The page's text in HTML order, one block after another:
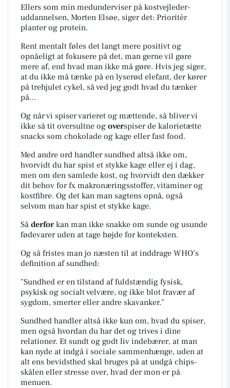
Ellers som min medunderviser på kostvejleder-
uddannelsen, Morten Elsøe, siger det: Prioritér
planter og protein.
Rent mentalt føles det langt mere positivt og
opnåeligt at fokusere på det, man gerne vil gøre
mere af, end hvad man ikke må gøre. Hvis jeg siger,
at du ikke må tænke på en lyserød elefant, der kører
på trehjulet cykel, så ved jeg godt hvad du tænker
på…
Og når vi spiser varieret og mættende, så bliver vi
ikke så tit oversultne og overspiser de kalorietætte
snacks som chokolade og kage eller fast food.
Med andre ord handler sundhed altså ikke om,
hvorvidt du har spist et stykke kage eller ej i dag,
men om den samlede kost, og hvorvidt den dækker
dit behov for fx makronæringsstoffer, vitaminer og
kostfibre. Og det kan man sagtens opnå, også
selvom man har spist et stykke kage.
Så derfor kan man ikke snakke om sunde og usunde
fødevarer uden at tage højde for konteksten.
Og så fristes man jo næsten til at inddrage WHO’s
definition af sundhed:
"Sundhed er en tilstand af fuldstændig fysisk,
psykisk og socialt velvære, og ikke blot fravær af
sygdom, smerter eller andre skavanker."
Sundhed handler altså ikke kun om, hvad du spiser,
men også hvordan du har det og trives i dine
relationer. Et sundt og godt liv indebærer, at man
kan nyde at indgå i sociale sammenhænge, uden at
alt ens bevidsthed skal bruges på at undgå chips-
skålen eller stresse over, hvad der mon er på
menuen.